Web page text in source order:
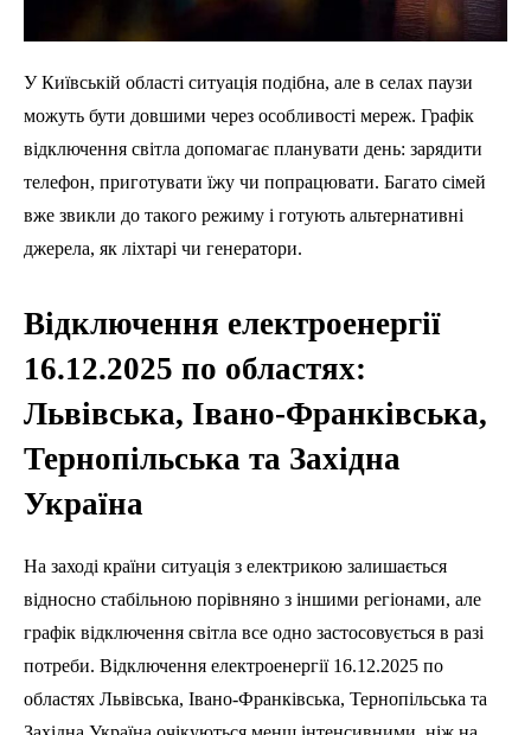
У Київській області ситуація подібна, але в селах паузи
можуть бути довшими через особливості мереж. Графік
відключення світла допомагає планувати день: зарядити
телефон, приготувати їжу чи попрацювати. Багато сімей
вже звикли до такого режиму і готують альтернативні
джерела, як ліхтарі чи генератори.
Відключення електроенергії
16.12.2025 по областях:
Львівська, Івано-Франківська,
Тернопільська та Західна
Україна
На заході країни ситуація з електрикою залишається
відносно стабільною порівняно з іншими регіонами, але
графік відключення світла все одно застосовується в разі
потреби. Відключення електроенергії 16.12.2025 по
областях Львівська, Івано-Франківська, Тернопільська та